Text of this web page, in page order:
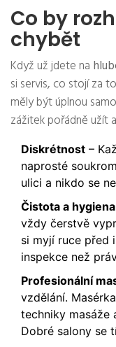
Co by
chybět
Když už jdete na
si servis, co stojí za
měly být úplnou
zážitek pořádně užít
Diskrétnost –
naprosté
ulici a nikdo se
Čistota a hygiena
vždy čerstvě
si myjí ruce před
inspekce než
Profesionální
vzdělání.
techniky masáže
Dobré salony se